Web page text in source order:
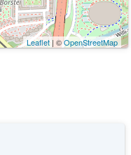
Leaflet| ©OpenStreetMap